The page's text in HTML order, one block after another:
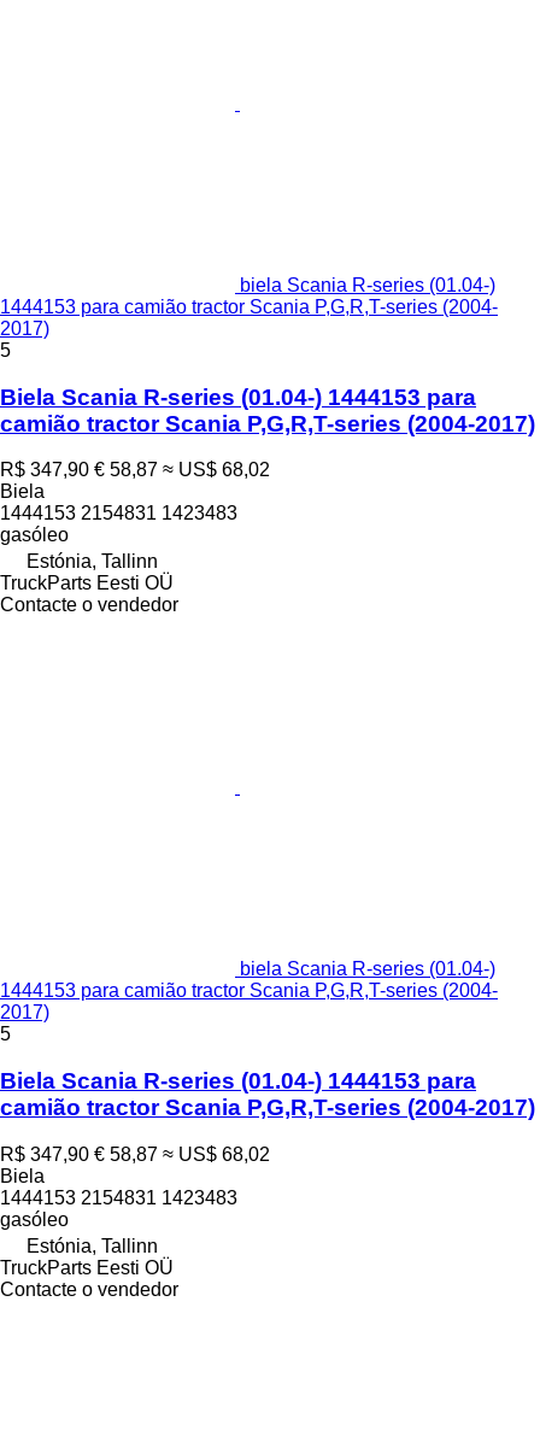
biela Scania R-series (01.04-)
1444153 para camião tractor Scania P,G,R,T-series (2004-
2017)
5
Biela Scania R-series (01.04-) 1444153 para
camião tractor Scania P,G,R,T-series (2004-2017)
R$ 347,90 € 58,87 ≈ US$ 68,02
Biela
1444153 2154831 1423483
gasóleo
Estónia, Tallinn
TruckParts Eesti OÜ
Contacte o vendedor
biela Scania R-series (01.04-)
1444153 para camião tractor Scania P,G,R,T-series (2004-
2017)
5
Biela Scania R-series (01.04-) 1444153 para
camião tractor Scania P,G,R,T-series (2004-2017)
R$ 347,90 € 58,87 ≈ US$ 68,02
Biela
1444153 2154831 1423483
gasóleo
Estónia, Tallinn
TruckParts Eesti OÜ
Contacte o vendedor